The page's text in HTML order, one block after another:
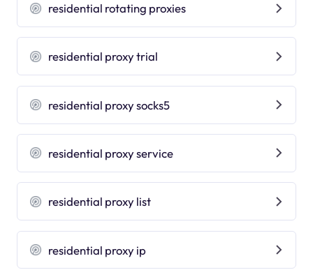
residential rotating proxies
residential proxy trial
residential proxy socks5
residential proxy service
residential proxy list
residential proxy ip